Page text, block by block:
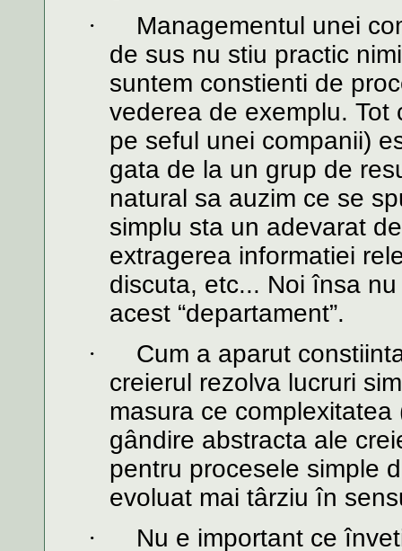
·
Managementul unei
de sus nu stiu practic
suntem constienti de
vederea de exemplu.
pe seful unei companii)
gata de la un grup de
natural sa auzim ce se
simplu sta un adevarat
extragerea informatiei
discuta, etc... Noi însa
acest “departament”.
·
Cum a aparut
creierul rezolva lucruri
masura ce
gândire abstracta ale
pentru procesele simple
evoluat mai târziu în
·
Nu e important ce